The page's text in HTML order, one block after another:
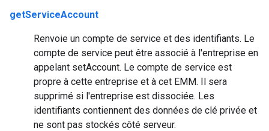
getServiceAccount
Renvoie un compte de service et des identifiants. Le
compte de service peut être associé à l'entreprise en
appelant setAccount. Le compte de service est
propre à cette entreprise et à cet EMM. Il sera
supprimé si l'entreprise est dissociée. Les
identifiants contiennent des données de clé privée et
ne sont pas stockés côté serveur.